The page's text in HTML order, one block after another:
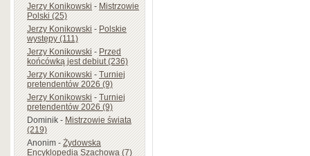
Jerzy Konikowski-Mistrzowie
Polski (25)
Jerzy Konikowski-Polskie
występy (111)
Jerzy Konikowski-Przed
końcówką jest debiut (236)
Jerzy Konikowski-Turniej
pretendentów 2026 (9)
Jerzy Konikowski-Turniej
pretendentów 2026 (9)
Dominik-Mistrzowie świata
(219)
Anonim-Żydowska
Encyklopedia Szachowa (7)